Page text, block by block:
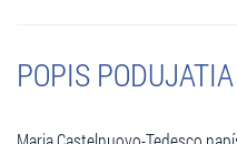
POPIS PODUJATIA